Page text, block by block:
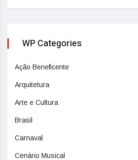
WP Categories
Ação Beneficente
Arquitetura
Arte e Cultura
Brasil
Carnaval
Cenário Musical